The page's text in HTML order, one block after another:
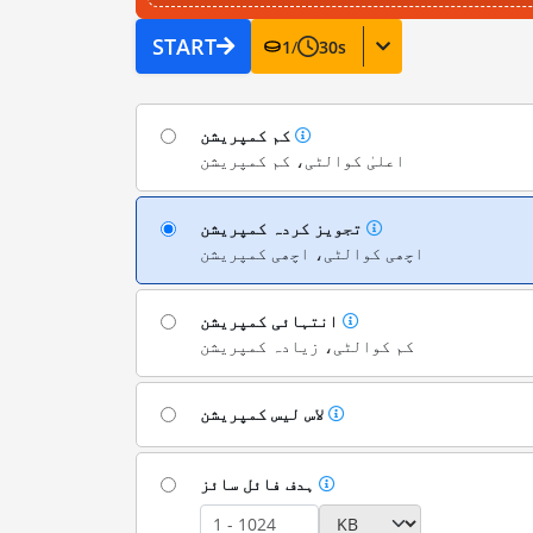
START 1/ 30s
کم کمپریشن
اعلیٰ کوالٹی، کم کمپریشن
اچھی کوالٹی، اچھی کمپریشن
کم کوالٹی، زیادہ کمپریشن
لاس لیس کمپریشن